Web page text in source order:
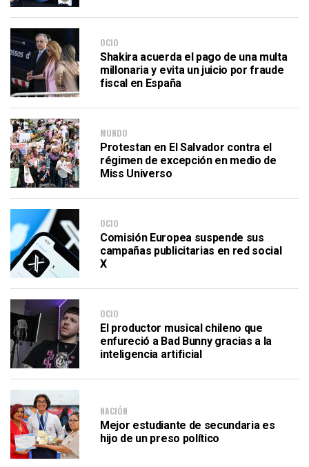
OCIO
Shakira acuerda el pago de una multa
millonaria y evita un juicio por fraude
fiscal en España
MUNDO
Protestan en El Salvador contra el
régimen de excepción en medio de
Miss Universo
OCIO
Comisión Europea suspende sus
campañas publicitarias en red social
X
OCIO
El productor musical chileno que
enfureció a Bad Bunny gracias a la
inteligencia artificial
NACIÓN
Mejor estudiante de secundaria es
hijo de un preso político